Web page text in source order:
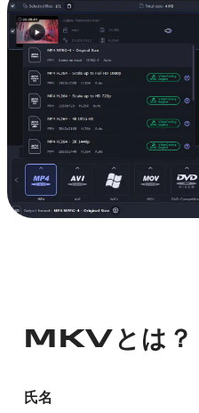
MKVとは？
氏名